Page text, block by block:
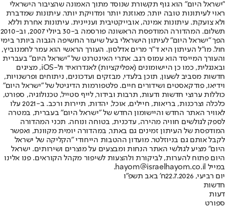
"ישראל היום" הוא גוף תקשורת שנוסד מתוך האמונה שהציבור הישראלי
ראוי לעיתונות טובה יותר, מאוזנת יותר ומדויקת יותר. עיתונות שמדברת
ולא צועקת. עיתונות אמינה, אובייקטיבית ועניינית. עיתונות אחרת וללא
תשלום. המהדורה המודפסת הראשונה פורסמה ב-30 ביולי 2007, וב-2010
הפך "ישראל היום" לעיתון הישראלי בעל שיעור החשיפה הגבוה ביותר בימי
חול. מו"ל העיתון היא ד"ר מרים אדלסון. העורך הראשי הוא עמר לחמנוביץ,
והעורך המייסד הוא עמוס רגב. אתרי האינטרנט של "ישראל היום" בעברית
ובאנגלית, כמו כן היישומונים (אפליקציות) לאנדרואיד ול-iOS, מציגים
חדשות מסביב לשעון, תוכן בלעדי, מבזקים ועדכונים, ניתוחים ופרשנויות,
וידיאו, פודקאסטים ושידורים חיים. פלטפורמות הדיגיטל של "ישראל היום"
כוללות ערוצי חדשות ודעות, תרבות ובידור, לייף סטייל, טכנולוגיה, ספורט,
כלכלה וצרכנות, בריאות, חיילים, אוכל, יהדות, תיירות ורכב. ב-2021 עלו
לאוויר האתר החדש והיישומון החדש של "ישראל היום" בעברית, במטרה
לספק לגולשים חוויה מהירה, עדכנית, בטוחה ונוחה. תכני המהדורה
המודפסת של העיתון זמינים גם באתר, במהדורה יומית מקוונת, ואפשר
לקבל אותם גם בניוזלטר. מועדון ההטבות הייחודי "הקליקה של ישראל
היום" מציע לגולשי האתר הנחות ומבצעים על מוצרים ושירותים. ישראל
היום פתוח להערות, לביקורת ולהצעות לשיפור מקהל הקוראים. פנו אלינו
במייל hayom@israelhayom.co.il.
יום רביעי, 22.7.2026
ח' באב תשפ"ו
חדשות
דעות
ספורט